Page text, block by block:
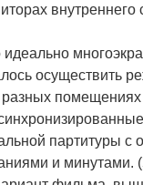
идеально
осуществить
партитуры
и минутами.